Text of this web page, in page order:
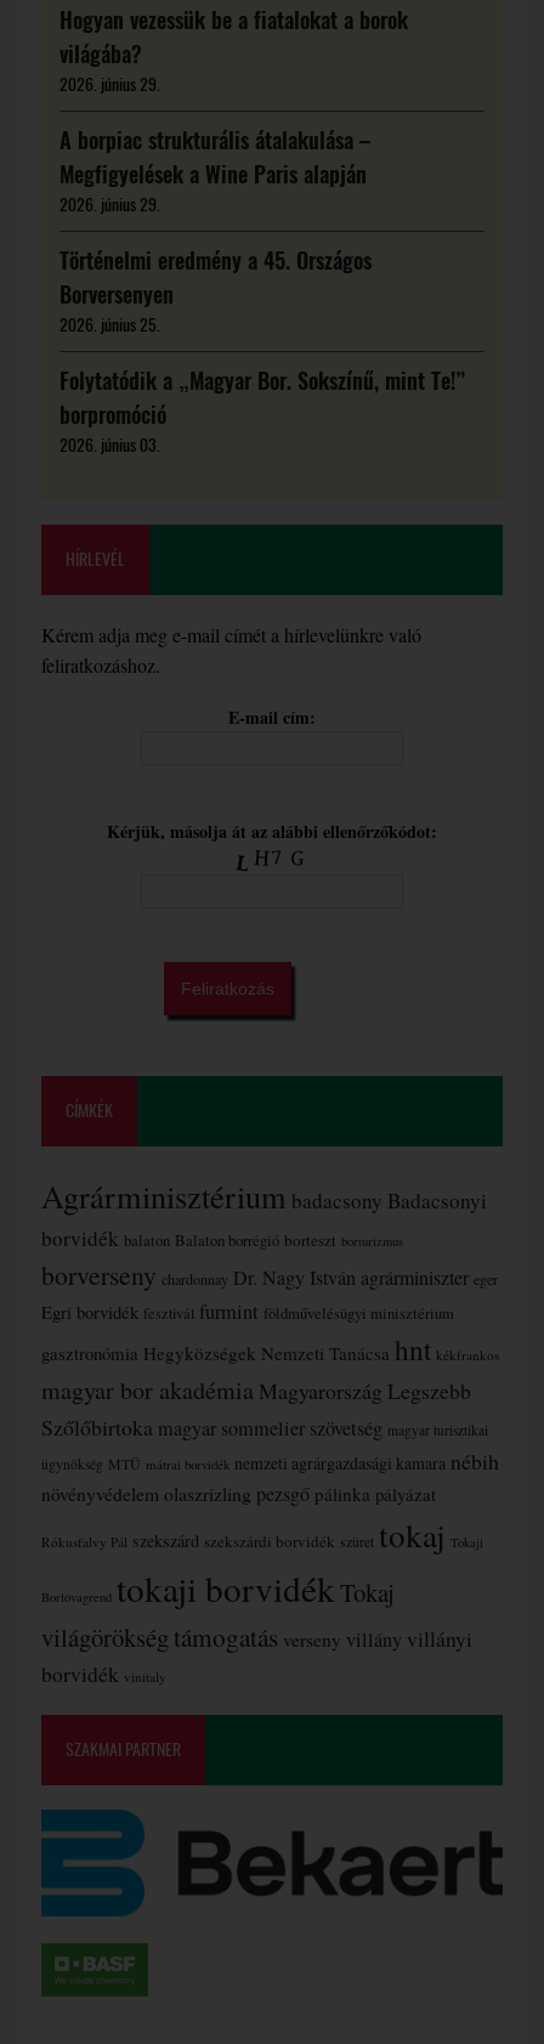
Hogyan vezessük be a fiatalokat a borok
világába?
2026. június 29.
A borpiac strukturális átalakulása –
Megfigyelések a Wine Paris alapján
2026. június 29.
Történelmi eredmény a 45. Országos
Borversenyen
2026. június 25.
Folytatódik a „Magyar Bor. Sokszínű, mint Te!”
borpromóció
2026. június 03.
HÍRLEVÉL
Kérem adja meg e-mail címét a hírlevelünkre való
feliratkozáshoz.
E-mail cím:
Kérjük, másolja át az alábbi ellenőrzőkódot:
CÍMKÉK
Agrárminisztérium badacsony Badacsonyi
borvidék balaton Balaton borrégió borteszt borturizmus
borverseny chardonnay Dr. Nagy István agrárminiszter eger
Egri borvidék fesztivál furmint földművelésügyi minisztérium
gasztronómia Hegyközségek Nemzeti Tanácsa hnt kékfrankos
magyar bor akadémia Magyarország Legszebb
Szőlőbirtoka magyar sommelier szövetség magyar turisztikai
ügynökség MTÜ mátrai borvidék nemzeti agrárgazdasági kamara nébih
növényvédelem olaszrizling pezsgő pálinka pályázat
Rókusfalvy Pál szekszárd szekszárdi borvidék szüret tokaj Tokaji
Borlovagrend tokaji borvidék Tokaj
világörökségtámogatás verseny villány villányi
borvidék vinitaly
SZAKMAI PARTNER